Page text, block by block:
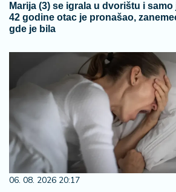
Marija (3) se igrala u dvorištu i
42 godine otac je pronašao,
gde je bila
06. 08. 2026 20:17